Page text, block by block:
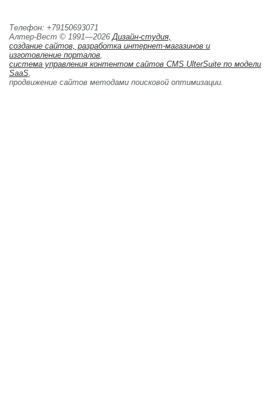
Телефон: +79150693071
Алтер-Вест © 1991—2026 Дизайн-студия,
создание сайтов, разработка интернет-магазинов и
изготовление порталов
система управления контентом сайтов CMS UlterSuite по модели
SaaS
продвижение сайтов методами поисковой оптимизации.